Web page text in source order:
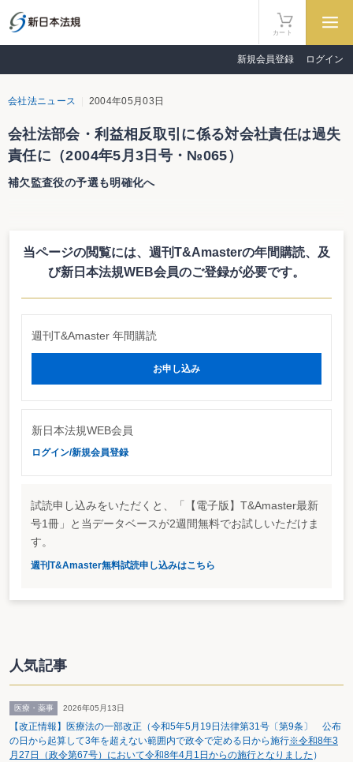
カート
新規会員登録 ログイン
会社法ニュース 2004年05月03日
会社法部会・利益相反取引に係る対会社責任は過失
責任に（2004年5月3日号・№065）
補欠監査役の予選も明確化へ
法制審議会・会社法部会では、会社法制の現代化に関する要綱を7月を目処
にとりまとめを行う予定だが、4月14日に開催された同部会では、取締役の責
任、補欠監査役等の検討が行われている。
り、利益相反取引に係る対会社責任については、委員会等設置会社以外の会社
法266条3項）と同様とするとされている。
に、法務省では、定款の定めがあれば、定時株主総会で予め補欠監査役を選任
できる旨を明らかにしている（法務省民商第1079号）が、定款の定めがなくて
も予選することができるとしている。ただ、予選の効力については、次期定時
当ページの閲覧には、週刊T&Amasterの年間購読、 及
び新日本法規WEB会員のご登録が必要です。
週刊T&Amaster 年間購読
お申し込み
新日本法規WEB会員
ログイン/新規会員登録
試読申し込みをいただくと、「【電子版】T&Amaster最新
号1冊」と当データベースが2週間無料でお試しいただけま
す。
週刊T&Amaster無料試読申し込みはこちら
人気記事
医療・薬事 2026年05月13日
【改正情報】医療法の一部改正（令和5年5月19日法律第31号〔第9条〕 公布
の日から起算して3年を超えない範囲内で政令で定める日から施行※令和8年3
月27日（政令第67号）において令和8年4月1日からの施行となりました ）